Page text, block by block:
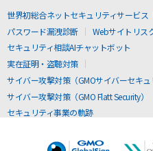
世界初総合ネットセキュリティサービス
パスワード漏洩診断
Webサイトリス
セキュリティ相談AIチャットボット
実在証明・盗聴対策
サイバー攻撃対策（GMOサイバーセキュ
サイバー攻撃対策（GMO Flatt Security）
セキュリティ事業の軌跡